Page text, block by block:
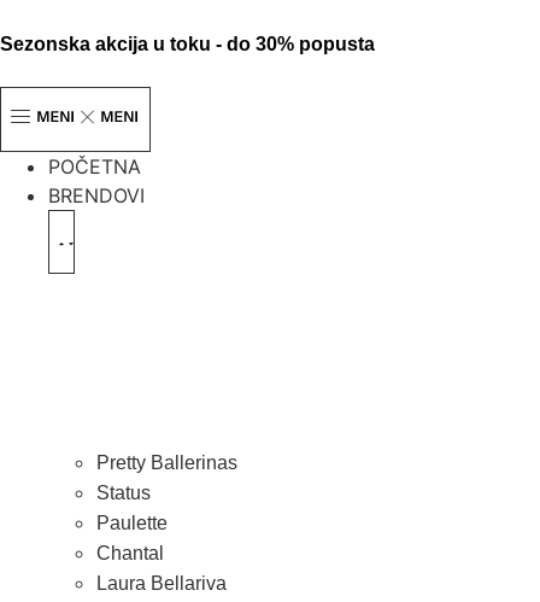
Sezonska akcija u toku - do 30% popusta
POČETNA
BRENDOVI
Pretty Ballerinas
Status
Paulette
Chantal
Laura Bellariva